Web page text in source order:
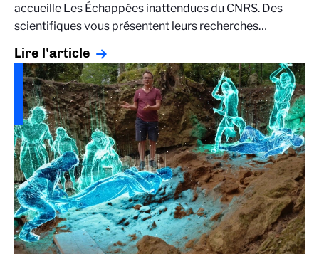
accueille Les Échappées inattendues du CNRS. Des
scientifiques vous présentent leurs recherches…
Lire l'article